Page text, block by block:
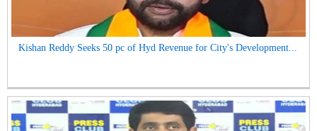
Kishan Reddy Seeks 50 pc of Hyd Revenue for City's Development...